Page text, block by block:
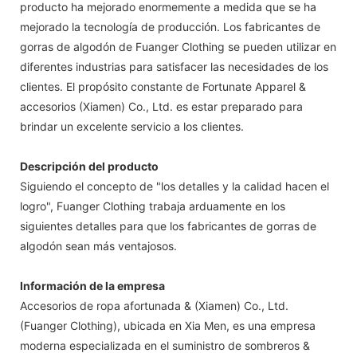
producto ha mejorado enormemente a medida que se ha
mejorado la tecnología de producción. Los fabricantes de
gorras de algodón de Fuanger Clothing se pueden utilizar en
diferentes industrias para satisfacer las necesidades de los
clientes. El propósito constante de Fortunate Apparel &
accesorios (Xiamen) Co., Ltd. es estar preparado para
brindar un excelente servicio a los clientes.
Descripción del producto
Siguiendo el concepto de "los detalles y la calidad hacen el
logro", Fuanger Clothing trabaja arduamente en los
siguientes detalles para que los fabricantes de gorras de
algodón sean más ventajosos.
Información de la empresa
Accesorios de ropa afortunada & (Xiamen) Co., Ltd.
(Fuanger Clothing), ubicada en Xia Men, es una empresa
moderna especializada en el suministro de sombreros &